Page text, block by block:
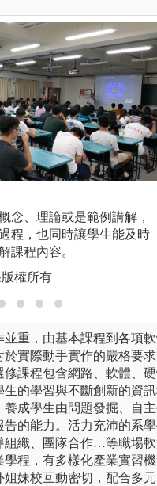
念、理論或是範例講解，
程，也同時讓學生能及時
課程內容。
權所有
重，由基本課程到各項
實際動手實作的嚴格要
課程包含網路、軟體、
的學習與不斷創新的資
成學生由問題發掘、自
的能力。活力充沛的系
組織、團隊合作…等職場軟
程，有多樣化產業實習
妹校互動密切，配合多